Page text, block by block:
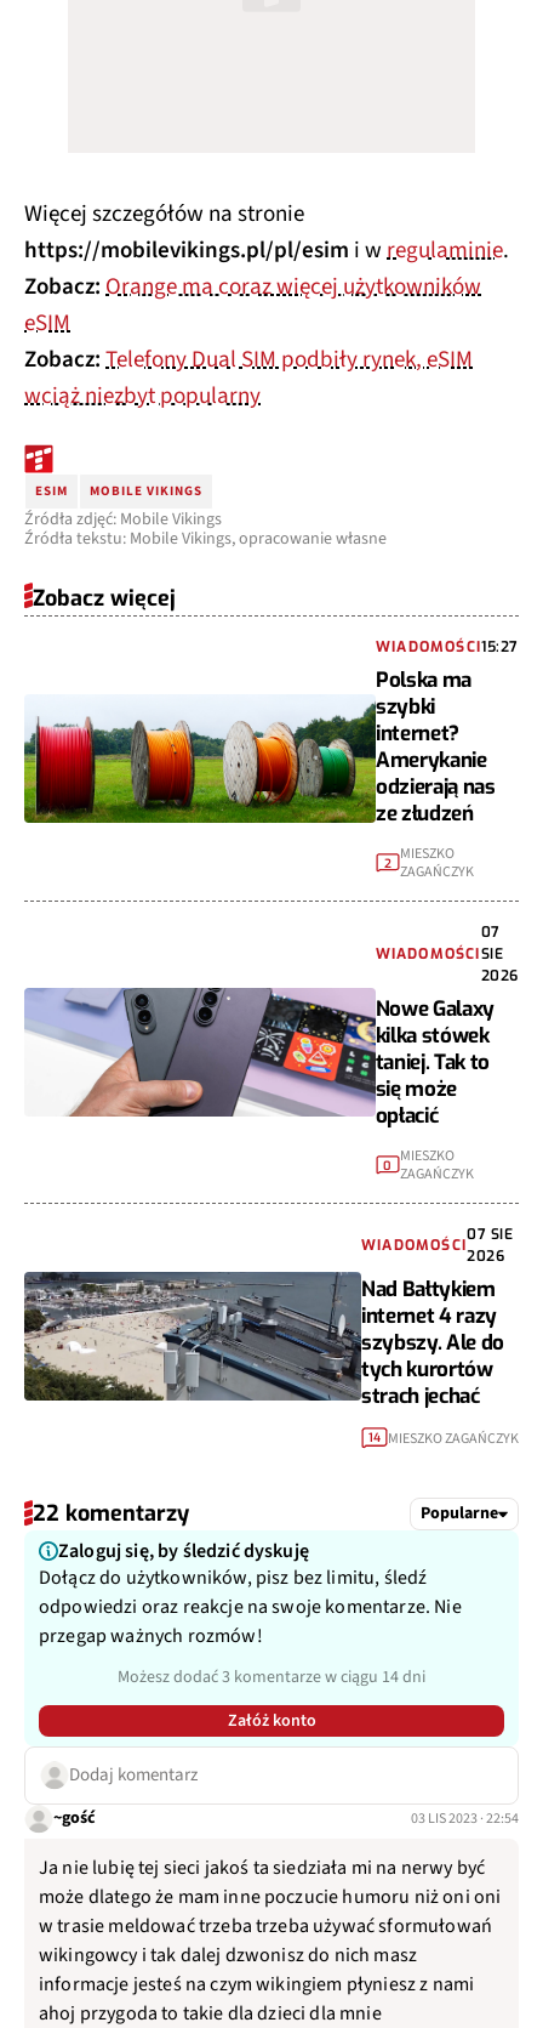
Więcej szczegółów na stronie
https://mobilevikings.pl/pl/esim i wregulaminie.
Zobacz:Orange ma coraz więcej użytkowników
eSIM
Zobacz:Telefony Dual SIM podbiły rynek, eSIM
wciąż niezbyt popularny
ESIM MOBILE VIKINGS
Źródła zdjęć: Mobile Vikings
Źródła tekstu: Mobile Vikings, opracowanie własne
Zobacz więcej
WIADOMOŚCI15:27
Polska ma
szybki
internet?
Amerykanie
odzierają nas
ze złudzeń
2
MIESZKO
ZAGAŃCZYK
WIADOMOŚCI
07
SIE
2026
Nowe Galaxy
kilka stówek
taniej. Tak to
się może
opłacić
0 MIESZKO
ZAGAŃCZYK
WIADOMOŚCI
07 SIE
2026
Nad Bałtykiem
internet 4 razy
szybszy. Ale do
tych kurortów
strach jechać
14 MIESZKO ZAGAŃCZYK
22 komentarzy Popularne
Zaloguj się, by śledzić dyskuję
Dołącz do użytkowników, pisz bez limitu, śledź
odpowiedzi oraz reakcje na swoje komentarze. Nie
przegap ważnych rozmów!
Możesz dodać 3 komentarze w ciągu 14 dni
Załóż konto
Dodaj komentarz
~gość 03 LIS 2023 · 22:54
Ja nie lubię tej sieci jakoś ta siedziała mi na nerwy być
może dlatego że mam inne poczucie humoru niż oni oni
w trasie meldować trzeba trzeba używać sformułowań
wikingowcy i tak dalej dzwonisz do nich masz
informacje jesteś na czym wikingiem płyniesz z nami
ahoj przygoda to takie dla dzieci dla mnie